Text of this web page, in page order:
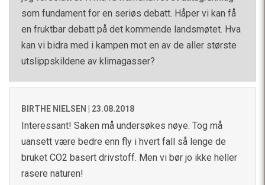
som fundament for en seriøs debatt. Håper vi kan få
en fruktbar debatt på det kommende landsmøtet. Hva
kan vi bidra med i kampen mot en av de aller største
utslippskildene av klimagasser?
BIRTHE NIELSEN | 23.08.2018
Interessant! Saken må undersøkes nøye. Tog må
uansett være bedre enn fly i hvert fall så lenge de
bruket CO2 basert drivstoff. Men vi bør jo ikke heller
rasere naturen!